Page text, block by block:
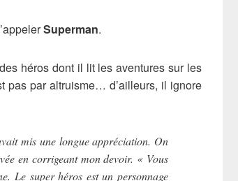
Superman.
héros dont il lit les aventures sur les
pas par altruisme… d’ailleurs, il ignore
mis une longue appréciation. On
en corrigeant mon devoir. « Vous
Le super héros est un personnage